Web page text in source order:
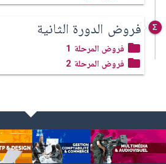
فروض الدورة الثانية
فروض المرحلة 1
فروض المرحلة 2